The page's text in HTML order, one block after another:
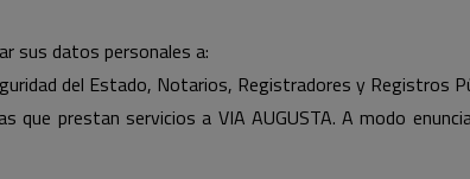
sus datos personales a:
del Estado, Notarios, Registradores y Registros
que prestan servicios a VIA AUGUSTA. A modo